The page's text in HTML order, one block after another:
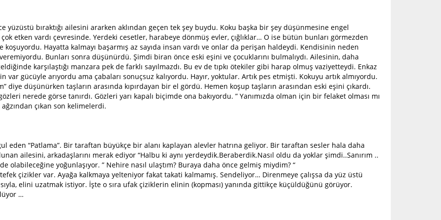
bıraktığı ailesini ararken aklından geçen tek şey buydu. Koku başka bir şey düşünmesine engel
etken vardı çevresinde. Yerdeki cesetler, harabeye dönmüş evler, çığlıklar… O ise bütün bunları görmezden
Hayatta kalmayı başarmış az sayıda insan vardı ve onlar da perişan haldeydi. Kendisinin neden
Bunları sonra düşünürdü. Şimdi biran önce eski eşini ve çocuklarını bulmalıydı. Ailesinin, daha
karşılaştığı manzara pek de farklı sayılmazdı. Bu ev de tıpkı ötekiler gibi harap olmuş vaziyetteydi. Enkaz
var gücüyle arıyordu ama çabaları sonuçsuz kalıyordu. Hayır, yoktular. Artık pes etmişti. Kokuyu artık almıyordu.
diye düşünürken taşların arasında kıpırdayan bir el gördü. Hemen koşup taşların arasından eski eşini çıkardı.
nerede görse tanırdı. Gözleri yarı kapalı biçimde ona bakıyordu. ” Yanımızda olman için bir felaket olması mı
çıkan son kelimelerdi.
eden “Patlama”. Bir taraftan büyükçe bir alanı kaplayan alevler hatrına geliyor. Bir taraftan sesler hala daha
ailesini, arkadaşlarını merak ediyor “Halbu ki aynı yerdeydik.Beraberdik.Nasıl oldu da yoklar şimdi..Sanırım ..
olabileceğine yoğunlaşıyor. ” Nehire nasıl ulaştım? Buraya daha önce gelmiş miydim? “
çizikler var. Ayağa kalkmaya yelteniyor fakat takati kalmamış. Sendeliyor… Direnmeye çalışsa da yüz üstü
elini uzatmak istiyor. İşte o sıra ufak çiziklerin elinin (kopması) yanında gittikçe küçüldüğünü görüyor.
…